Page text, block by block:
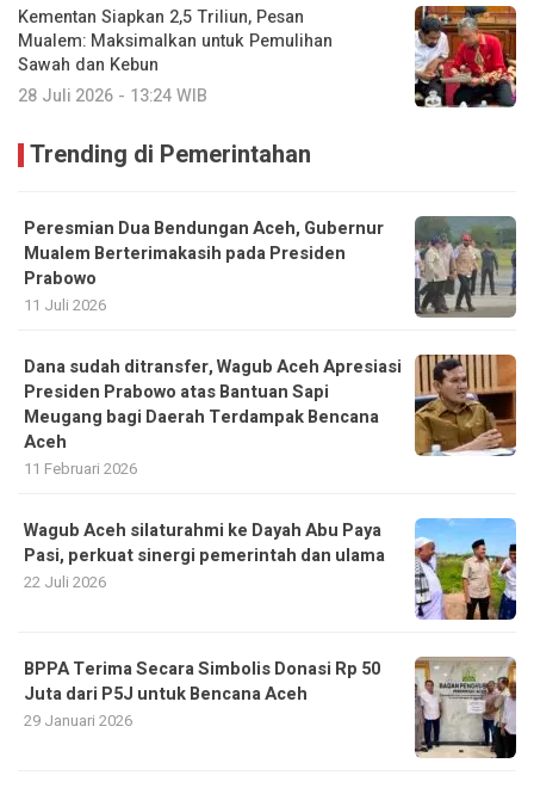
Kementan Siapkan 2,5 Triliun, Pesan
Mualem: Maksimalkan untuk Pemulihan
Sawah dan Kebun
28 Juli 2026 - 13:24 WIB
Trending di Pemerintahan
Peresmian Dua Bendungan Aceh, Gubernur
Mualem Berterimakasih pada Presiden
Prabowo
11 Juli 2026
Dana sudah ditransfer, Wagub Aceh Apresiasi
Presiden Prabowo atas Bantuan Sapi
Meugang bagi Daerah Terdampak Bencana
Aceh ‎
11 Februari 2026
Wagub Aceh silaturahmi ke Dayah Abu Paya
Pasi, perkuat sinergi pemerintah dan ulama
22 Juli 2026
BPPA Terima Secara Simbolis Donasi Rp 50
Juta dari P5J untuk Bencana Aceh
29 Januari 2026